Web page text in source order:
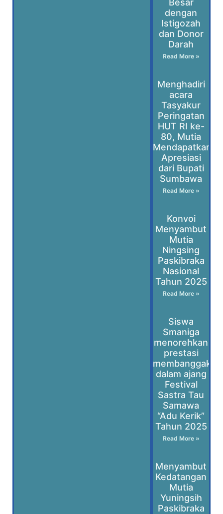
Besar
dengan
Istigozah
dan Donor
Darah
Read More »
Menghadiri
acara
Tasyakur
Peringatan
HUT RI ke-
80, Mutia
Mendapatkan
Apresiasi
dari Bupati
Sumbawa
Read More »
Konvoi
Menyambut
Mutia
Ningsing
Paskibraka
Nasional
Tahun 2025
Read More »
Siswa
Smaniga
menorehkan
prestasi
membanggakan
dalam ajang
Festival
Sastra Tau
Samawa
“Adu Kerik”
Tahun 2025
Read More »
Menyambut
Kedatangan
Mutia
Yuningsih
Paskibraka